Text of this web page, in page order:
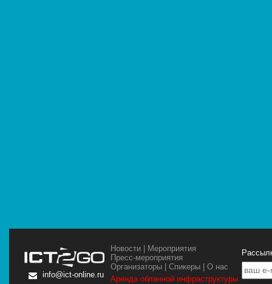
info@ict-online.ru
Новости | Мероприятия
Пресс-мероприятия
Организаторы |Спикеры |О нас
Аренда облачной инфраструктуры